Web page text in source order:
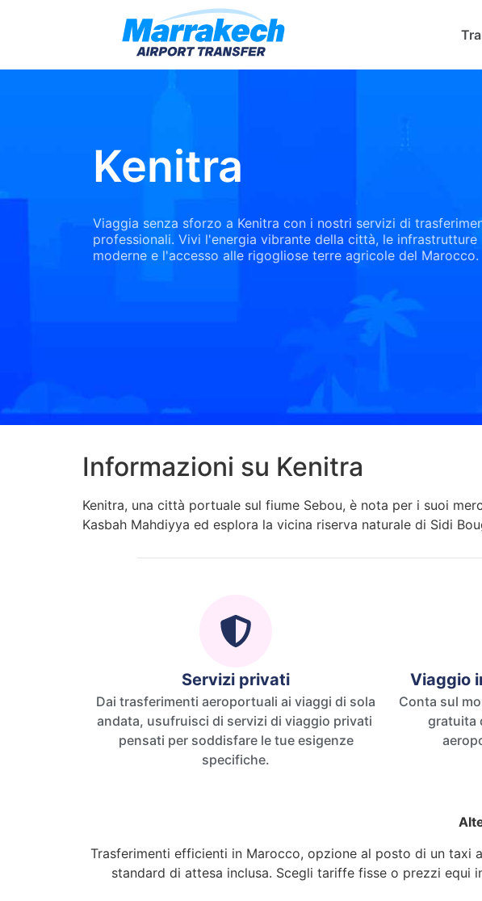
Kenitra
Viaggia senza sforzo a Kenitra con i nostri servizi di
professionali. Vivi l'energia vibrante della città, le infrastrutture
moderne e l'accesso alle rigogliose terre agricole del Marocco.
Informazioni su Kenitra
Kenitra, una città portuale sul fiume Sebou, è nota per i suoi
Kasbah Mahdiyya ed esplora la vicina riserva naturale di Sidi
Servizi privati
Dai trasferimenti aeroportuali ai viaggi di sola
andata, usufruisci di servizi di viaggio privati ​​
pensati per soddisfare le tue esigenze
specifiche.
Viaggio
Conta sul
gratuita
Trasferimenti efficienti in Marocco, opzione al posto di un taxi
standard di attesa inclusa. Scegli tariffe fisse o prezzi